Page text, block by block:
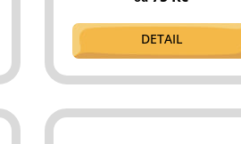
DETAIL